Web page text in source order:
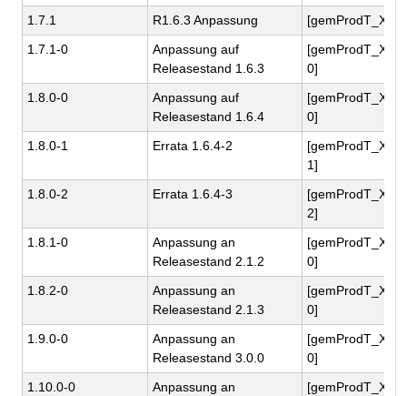
1.7.1
R1.6.3 Anpassung
1.7.1-0
Anpassung auf
Releasestand 1.6.3
0]
1.8.0-0
Anpassung auf
Releasestand 1.6.4
0]
1.8.0-1
Errata 1.6.4-2
1]
1.8.0-2
Errata 1.6.4-3
2]
1.8.1-0
Anpassung an
Releasestand 2.1.2
0]
1.8.2-0
Anpassung an
Releasestand 2.1.3
0]
1.9.0-0
Anpassung an
Releasestand 3.0.0
0]
1.10.0-0
Anpassung an